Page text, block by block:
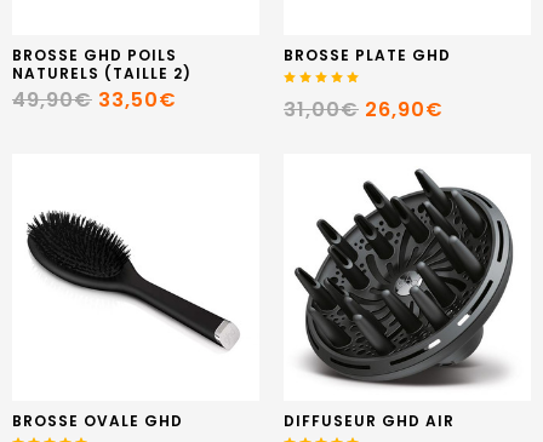
BROSSE GHD POILS
NATURELS (TAILLE 2)
49,90€ 33,50€
BROSSE PLATE GHD
31,00€ 26,90€
BROSSE OVALE GHD DIFFUSEUR GHD AIR